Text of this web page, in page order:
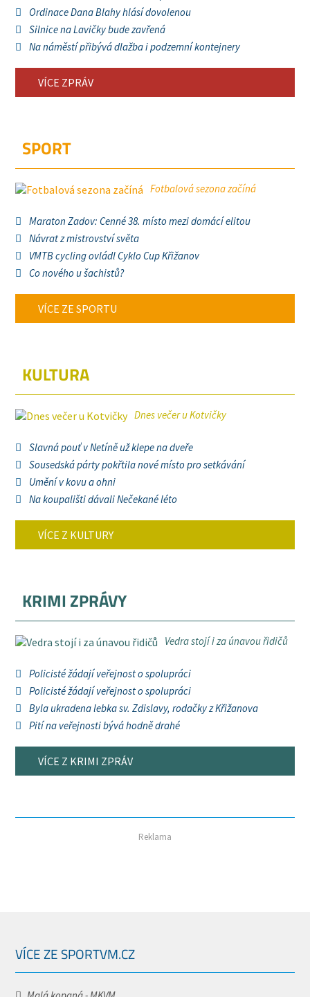
Ordinace Dana Blahy hlásí dovolenou
Silnice na Lavičky bude zavřená
Na náměstí přibývá dlažba i podzemní kontejnery
VÍCE ZPRÁV
SPORT
Fotbalová sezona začíná
Maraton Zadov: Cenné 38. místo mezi domácí elitou
Návrat z mistrovství světa
VMTB cycling ovládl Cyklo Cup Křižanov
Co nového u šachistů?
VÍCE ZE SPORTU
KULTURA
Dnes večer u Kotvičky
Slavná pouť v Netíně už klepe na dveře
Sousedská párty pokřtila nové místo pro setkávání
Umění v kovu a ohni
Na koupališti dávali Nečekané léto
VÍCE Z KULTURY
KRIMI ZPRÁVY
Vedra stojí i za únavou řidičů
Policisté žádají veřejnost o spolupráci
Policisté žádají veřejnost o spolupráci
Byla ukradena lebka sv. Zdislavy, rodačky z Křižanova
Pití na veřejnosti bývá hodně drahé
VÍCE Z KRIMI ZPRÁV
Reklama
VÍCE ZE SPORTVM.CZ